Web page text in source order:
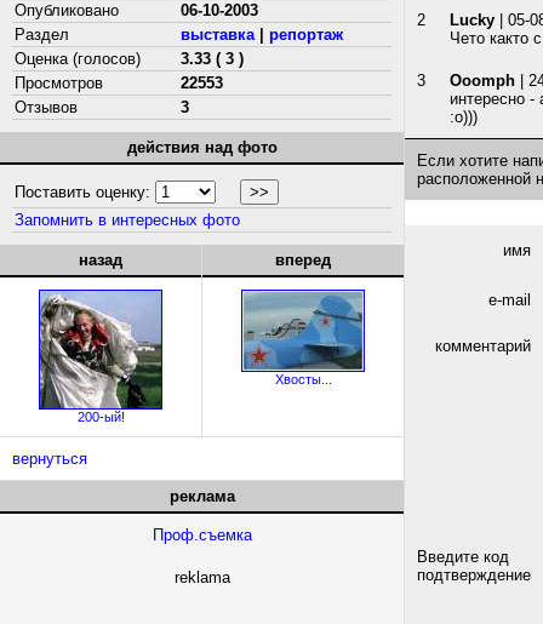
Опубликовано
06-10-2003
Раздел
выставка| репортаж
Оценка (голосов)
3.33 ( 3 )
Просмотров
22553
Отзывов
3
действия над фото
Поставить оценку:
Запомнить в интересных фото
назад
200-ый!
вперед
Хвосты...
вернуться
реклама
Проф.съемка
reklama
2 Lucky | 05-
Чето както
3 Ooomph |
интересно -
:о)))
Если хотите
расположенной
имя
e-mail
комментарий
Введите код
подтверждение